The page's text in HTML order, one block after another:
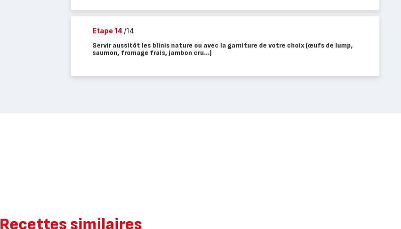
Etape 14 /14
Servir aussitôt les blinis nature ou avec la garniture de votre choix (œufs de lump,
saumon, fromage frais, jambon cru...)
Recettes similaires